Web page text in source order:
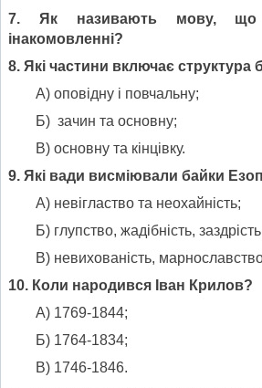
7. Як називають мову, що
інакомовленні?
8. Які частини включає структура
А) оповідну і повчальну;
Б) зачин та основну;
В) основну та кінцівку.
9. Які вади висміювали байки
А) невігластво та неохайність;
Б) глупство, жадібність,
В) невихованість,
10. Коли народився Іван Крилов?
А) 1769-1844;
Б) 1764-1834;
В) 1746-1846.